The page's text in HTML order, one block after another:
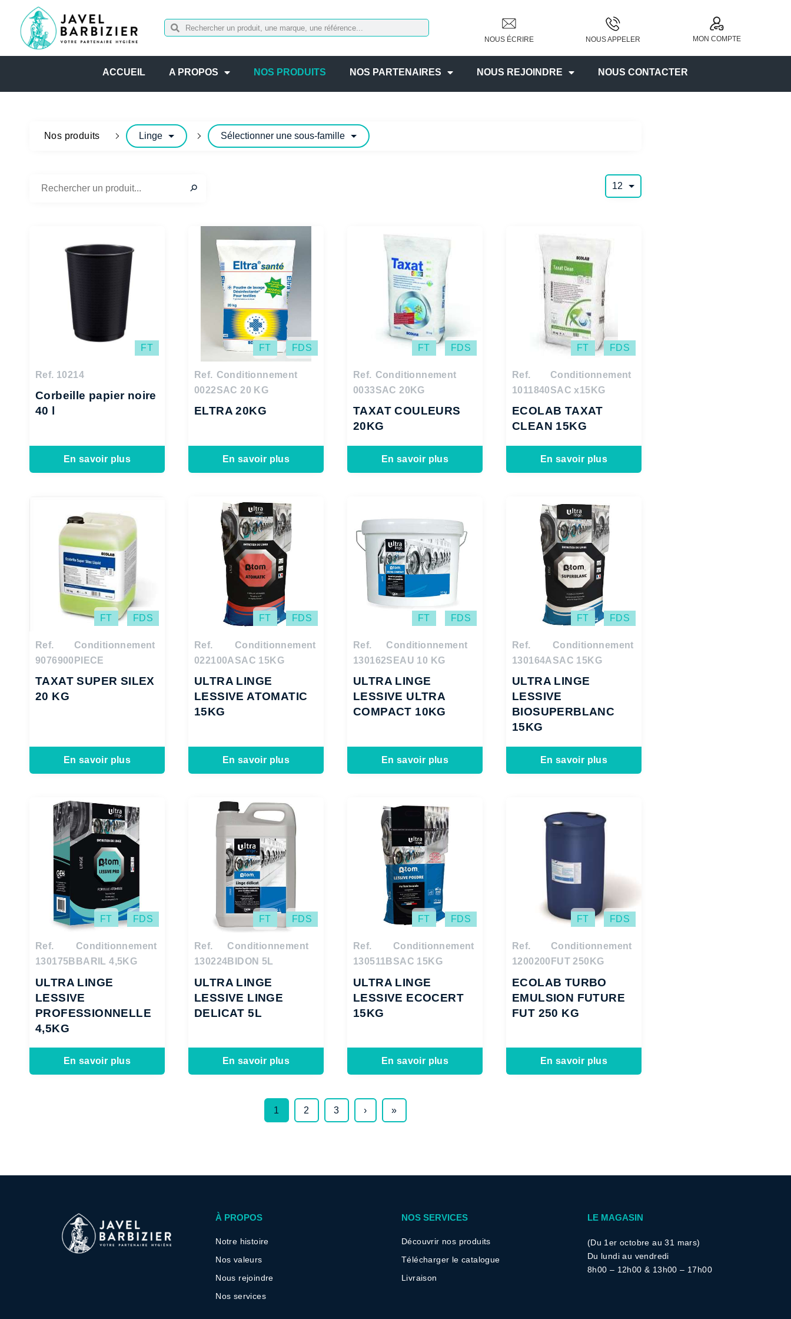
NOUS ÉCRIRE NOUS APPELER MON COMPTE
ACCUEIL A PROPOS NOS PRODUITS NOS PARTENAIRES NOUS REJOINDRE NOUS CONTACTER
Nos produits Linge Sélectionner une sous-famille
✕
⚲ 12
FT
Ref. 10214
Corbeille papier noire
40 l
En savoir plus
FT FDS
Ref.
0022
Conditionnement
SAC 20 KG
ELTRA 20KG
En savoir plus
FT FDS
Ref.
0033
Conditionnement
SAC 20KG
TAXAT COULEURS
20KG
En savoir plus
FT FDS
Ref.
1011840
Conditionnement
SAC x15KG
ECOLAB TAXAT
CLEAN 15KG
En savoir plus
FT FDS
Ref.
9076900
Conditionnement
PIECE
TAXAT SUPER SILEX
20 KG
En savoir plus
FT FDS
Ref.
022100A
Conditionnement
SAC 15KG
ULTRA LINGE
LESSIVE ATOMATIC
15KG
En savoir plus
FT FDS
Ref.
130162
Conditionnement
SEAU 10 KG
ULTRA LINGE
LESSIVE ULTRA
COMPACT 10KG
En savoir plus
FT FDS
Ref.
130164A
Conditionnement
SAC 15KG
ULTRA LINGE
LESSIVE
BIOSUPERBLANC
15KG
En savoir plus
FT FDS
Ref.
130175B
Conditionnement
BARIL 4,5KG
ULTRA LINGE
LESSIVE
PROFESSIONNELLE
4,5KG
En savoir plus
FT FDS
Ref.
130224
Conditionnement
BIDON 5L
ULTRA LINGE
LESSIVE LINGE
DELICAT 5L
En savoir plus
FT FDS
Ref.
130511B
Conditionnement
SAC 15KG
ULTRA LINGE
LESSIVE ECOCERT
15KG
En savoir plus
FT FDS
Ref.
1200200
Conditionnement
FUT 250KG
ECOLAB TURBO
EMULSION FUTURE
FUT 250 KG
En savoir plus
1 2 3 › »
À PROPOS
Notre histoire
Nos valeurs
Nous rejoindre
Nos services
NOS SERVICES
Découvrir nos produits
Télécharger le catalogue
Livraison
LE MAGASIN
(Du 1er octobre au 31 mars)
Du lundi au vendredi
8h00 – 12h00 & 13h00 – 17h00